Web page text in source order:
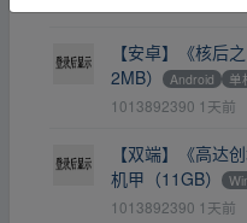
【安卓】《核后
2MB）
Android 单
1013892390 1天前
【双端】《高达
机甲（11GB）
1013892390 1天前